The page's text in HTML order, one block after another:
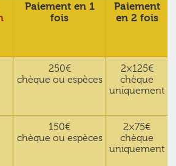
Paiement en 1
fois
Paiement
en 2 fois
250€
chèque ou espèces
2×125€
chèque
uniquement
150€
chèque ou espèces
2×75€
chèque
uniquement